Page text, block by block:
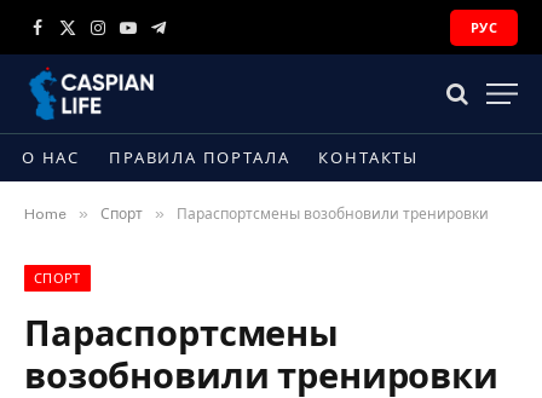
Facebook
X
Instagram
YouTubeTelegram
РУС
О НАС ПРАВИЛА ПОРТАЛА КОНТАКТЫ
Home » Спорт » Параспортсмены возобновили тренировки
СПОРТ
Параспортсмены
возобновили тренировки